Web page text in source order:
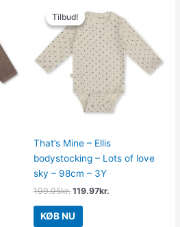
Tilbud!
Tilbud!
That’s Mine – Ellis
bodystocking – Lots of love
sky – 98cm – 3Y
199.95kr.
oprindelige
pris
var:
199.95kr..
119.97kr.
aktuelle
pris
er:
119.97kr..
KØB NU